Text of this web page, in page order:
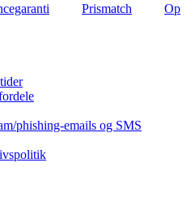
Prismatch
Op
phishing-emails og SMS